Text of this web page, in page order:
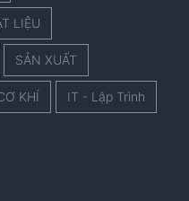
LIỆU
SẢN XUẤT
KHÍ IT - Lập Trình